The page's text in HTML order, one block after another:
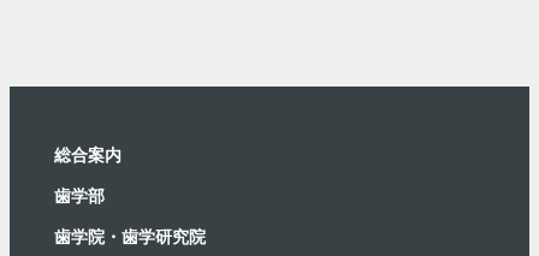
総合案内
⻭学部
歯学院・⻭学研究院